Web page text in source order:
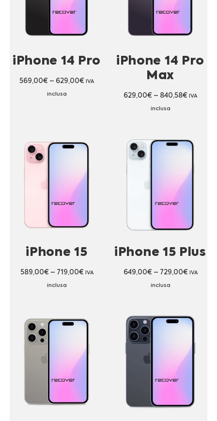
iPhone 14 Pro
569,00€ – 629,00€ IVA
inclusa
iPhone 14 Pro
Max
629,00€ – 840,58€ IVA
inclusa
iPhone 15
589,00€– 719,00€ IVA
inclusa
iPhone 15 Plus
649,00€– 729,00€ IVA
inclusa